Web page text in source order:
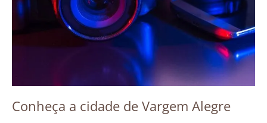
Conheça a cidade de Vargem Alegre